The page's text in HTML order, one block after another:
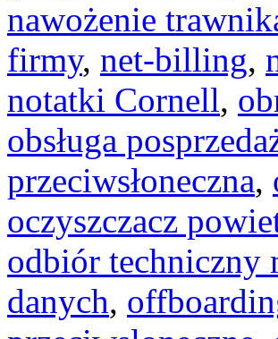
nawożenie
firmy, net-billing,
notatki Cornell,
obsługa
przeciwsłoneczna,
oczyszczacz
odbiór techniczny
danych,